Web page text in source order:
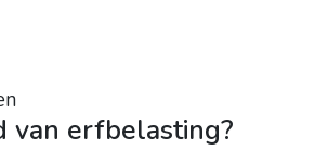
van erfbelasting?